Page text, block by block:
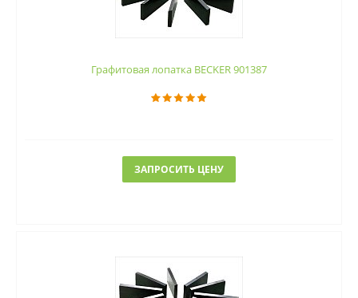
Графитовая лопатка BECKER 901387
ЗАПРОСИТЬ ЦЕНУ